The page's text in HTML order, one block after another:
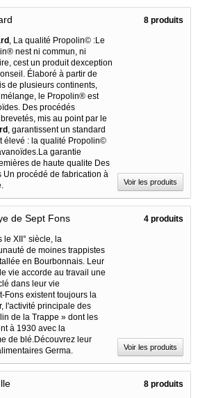
, La qualité Propolin© :Le
nest ni commun, ni
cest un produit dexception
Élaboré à partir de
de plusieurs continents,
le Propolin® est
Des procédés
mis au point par le
, garantissent un standard
élevé : la qualité Propolin©
garantie
de haute qualite Des
procédé de fabrication à
8 produits
Voir les produits
de Sept Fons
le XII° siècle, la
de moines trappistes
en Bourbonnais. Leur
vie accorde au travail une
dans leur vie
Fons existent toujours la
l'activité principale des
de la Trappe » dont les
à 1930 avec la
de blé.Découvrez leur
Germa.
4 produits
Voir les produits
8 produits